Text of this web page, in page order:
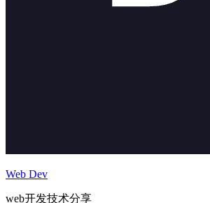
Web Dev
web开发技术分享